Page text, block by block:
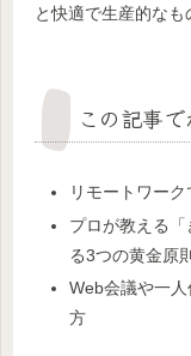
と快適で生産的なも
この記事
リモートワー
プロが教える
る3つの黄金原
Web会議や一
方